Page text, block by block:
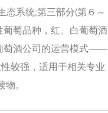
态系统;第三部分(第６～
萄品种，红、白葡萄酒
萄酒公司的运营模式——
较强，适用于相关专业
。